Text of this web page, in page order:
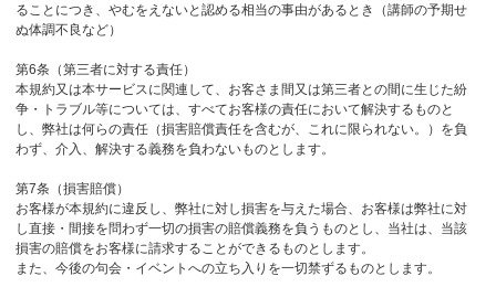
ることにつき、やむをえないと認める相当の事由があるとき（講師の予期せ
ぬ体調不良など）
第6条（第三者に対する責任）
本規約又は本サービスに関連して、お客さま間又は第三者との間に生じた紛
争・トラブル等については、すべてお客様の責任において解決するものと
し、弊社は何らの責任（損害賠償責任を含むが、これに限られない。）を負
わず、介入、解決する義務を負わないものとします。
第7条（損害賠償）
お客様が本規約に違反し、弊社に対し損害を与えた場合、お客様は弊社に対
し直接・間接を問わず一切の損害の賠償義務を負うものとし、当社は、当該
損害の賠償をお客様に請求することができるものとします。
また、今後の句会・イベントへの立ち入りを一切禁ずるものとします。